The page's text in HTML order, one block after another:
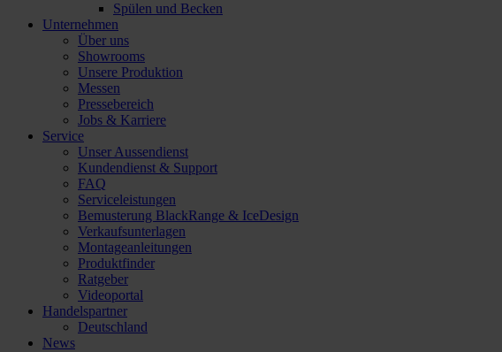
Spülen und Becken
Unternehmen
Über uns
Showrooms
Unsere Produktion
Messen
Pressebereich
Jobs & Karriere
Service
Unser Aussendienst
Kundendienst & Support
FAQ
Serviceleistungen
Bemusterung BlackRange & IceDesign
Verkaufsunterlagen
Montageanleitungen
Produktfinder
Ratgeber
Videoportal
Handelspartner
Deutschland
News